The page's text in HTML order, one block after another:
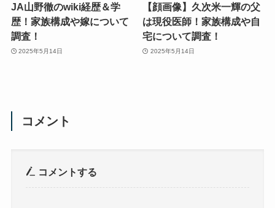
JA山野徹のwiki経歴＆学
歴！家族構成や嫁について
調査！
2025年5月14日
【顔画像】久次米一輝の父
は現役医師！家族構成や自
宅について調査！
2025年5月14日
コメント
コメントする